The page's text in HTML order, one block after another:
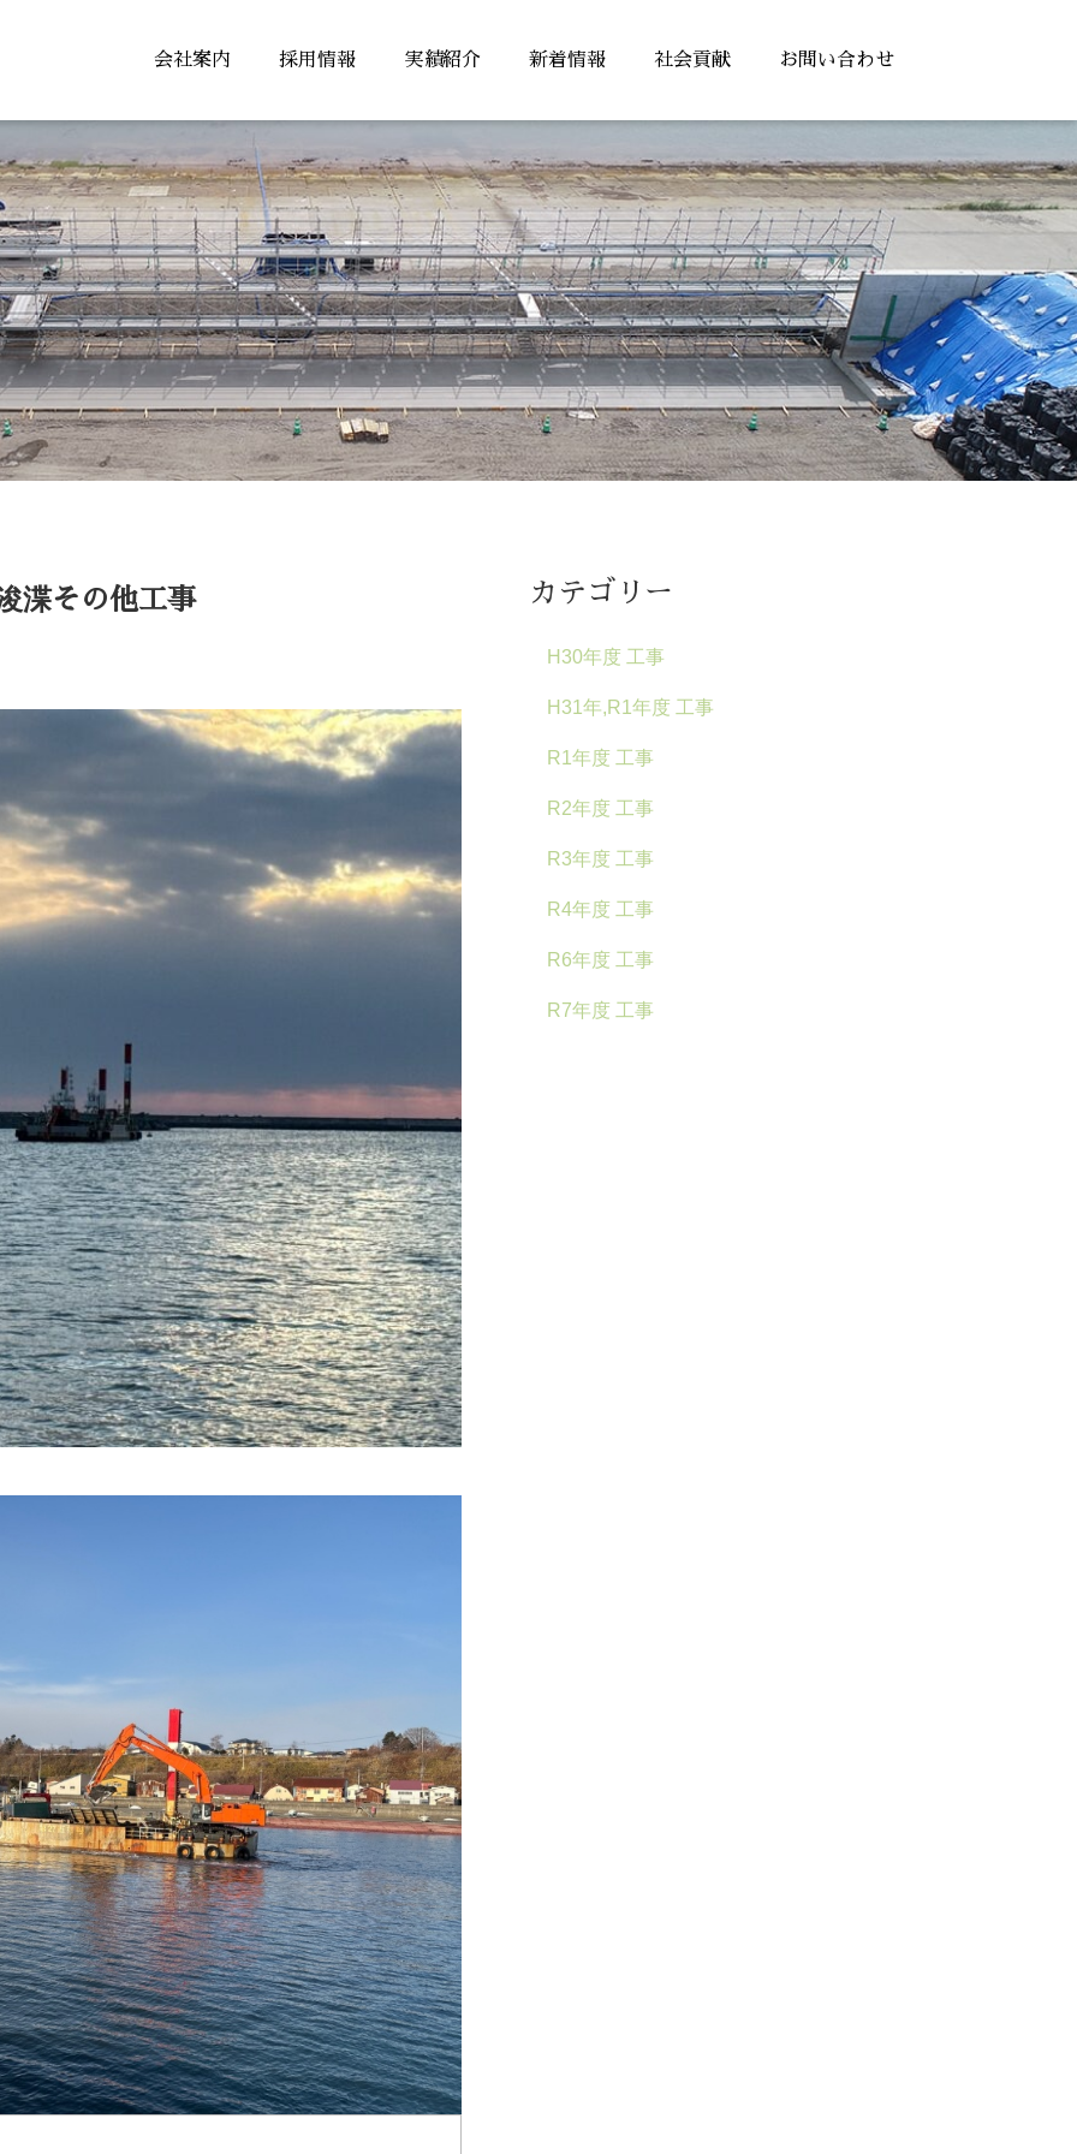
会社案内 採用情報 実績紹介 新着情報 社会貢献 お問い合わせ
渫その他工事 カテゴリー
H30年度 工事
H31年,R1年度 工事
R1年度 工事
R2年度 工事
R3年度 工事
R4年度 工事
R6年度 工事
R7年度 工事